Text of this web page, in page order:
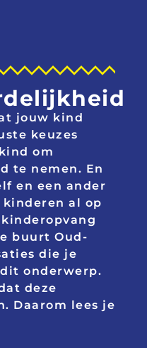
jouw kind
keuzes
om
te nemen. En
en een ander
al op
buurt Oud-
die je
onderwerp.
deze
Daarom lees je